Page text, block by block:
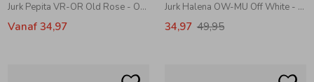
Jurk Pepita VR-OR Old Rose - Orange
Vanaf 34,97
Jurk Halena OW-MU Off White - Multi
34,97 49,95